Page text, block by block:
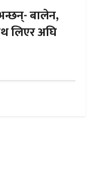
बालेन,
लिएर अघि